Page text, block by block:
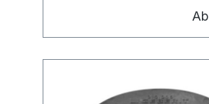
Auszugsicherung Lieferumfang -
Silent-db20
Ab